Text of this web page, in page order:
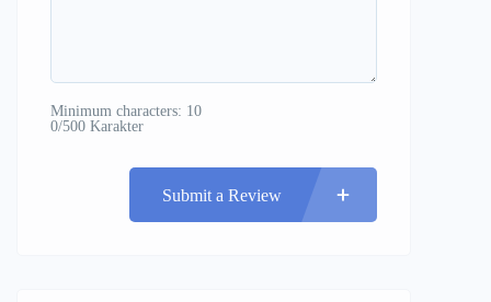
Minimum characters: 10
0/500 Karakter
Submit a Review